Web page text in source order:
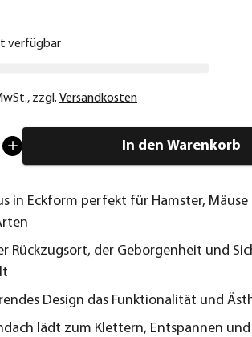
verfügbar
, zzgl. Versandkosten
In den Warenkorb
in Eckform perfekt für Hamster,
Rückzugsort, der Geborgenheit und
Design das Funktionalität und
lädt zum Klettern, Entspannen